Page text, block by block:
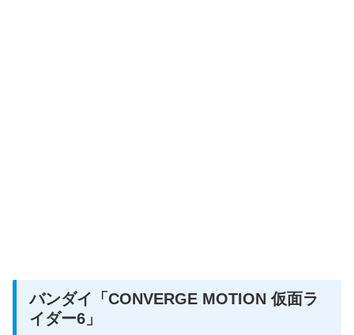
バンダイ 「CONVERGE MOTION 仮面ラ
イダー6」